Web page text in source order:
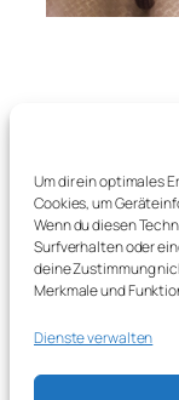
Um dir ein optimales
Cookies, um
Wenn du diesen
Surfverhalten oder
deine Zustimmung
Merkmale und
Dienste verwalten
DDR